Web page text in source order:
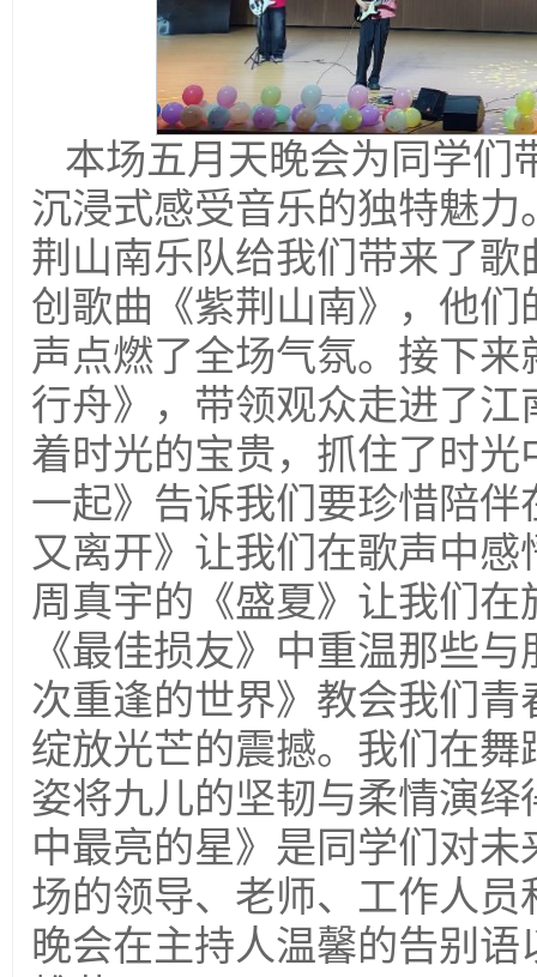
本场五月天晚会为同学们
沉浸式感受音乐的独特魅
荆山南乐队给我们带来了
创歌曲《紫荆山南》，他
声点燃了全场气氛。接下
行舟》，带领观众走进了
着时光的宝贵，抓住了时
一起》告诉我们要珍惜陪
又离开》让我们在歌声中
周真宇的《盛夏》让我们
《最佳损友》中重温那些
次重逢的世界》教会我们
绽放光芒的震撼。我们在
姿将九儿的坚韧与柔情演
中最亮的星》是同学们对
场的领导、老师、工作人
晚会在主持人温馨的告别